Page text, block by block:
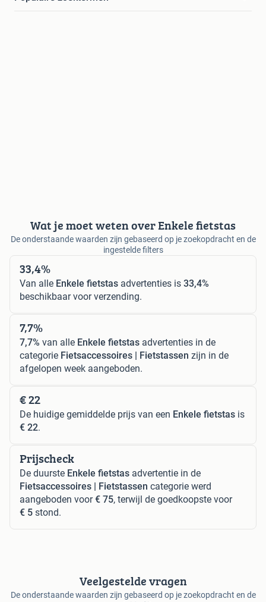
Wat je moet weten over Enkele fietstas
De onderstaande waarden zijn gebaseerd op je zoekopdracht en de
ingestelde filters
33,4%
Van alle Enkele fietstas advertenties is 33,4%
beschikbaar voor verzending.
7,7%
7,7% van alle Enkele fietstas advertenties in de
categorie Fietsaccessoires | Fietstassen zijn in de
afgelopen week aangeboden.
€ 22
De huidige gemiddelde prijs van een Enkele fietstas is
€ 22.
Prijscheck
De duurste Enkele fietstas advertentie in de
Fietsaccessoires | Fietstassen categorie werd
aangeboden voor€ 75, terwijl de goedkoopste voor
€ 5 stond.
Veelgestelde vragen
De onderstaande waarden zijn gebaseerd op je zoekopdracht en de